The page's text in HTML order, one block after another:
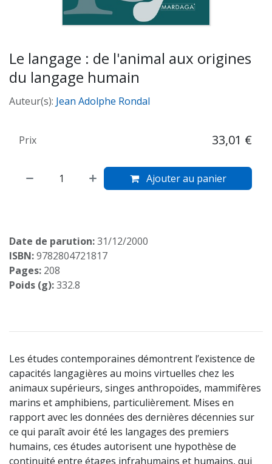
Le langage : de l'animal aux origines
du langage humain
Auteur(s): Jean Adolphe Rondal
Ajouter au panier
Prix 33,01 €
Date de parution:31/12/2000
ISBN:9782804721817
Pages: 208
Poids (g):332.8
Les études contemporaines démontrent l’existence de
capacités langagières au moins virtuelles chez les
animaux supérieurs, singes anthropoïdes, mammifères
marins et amphibiens, particulièrement. Mises en
rapport avec les données des dernières décennies sur
ce qui paraît avoir été les langages des premiers
humains, ces études autorisent une hypothèse de
continuité entre étages infrahumains et humains, qui